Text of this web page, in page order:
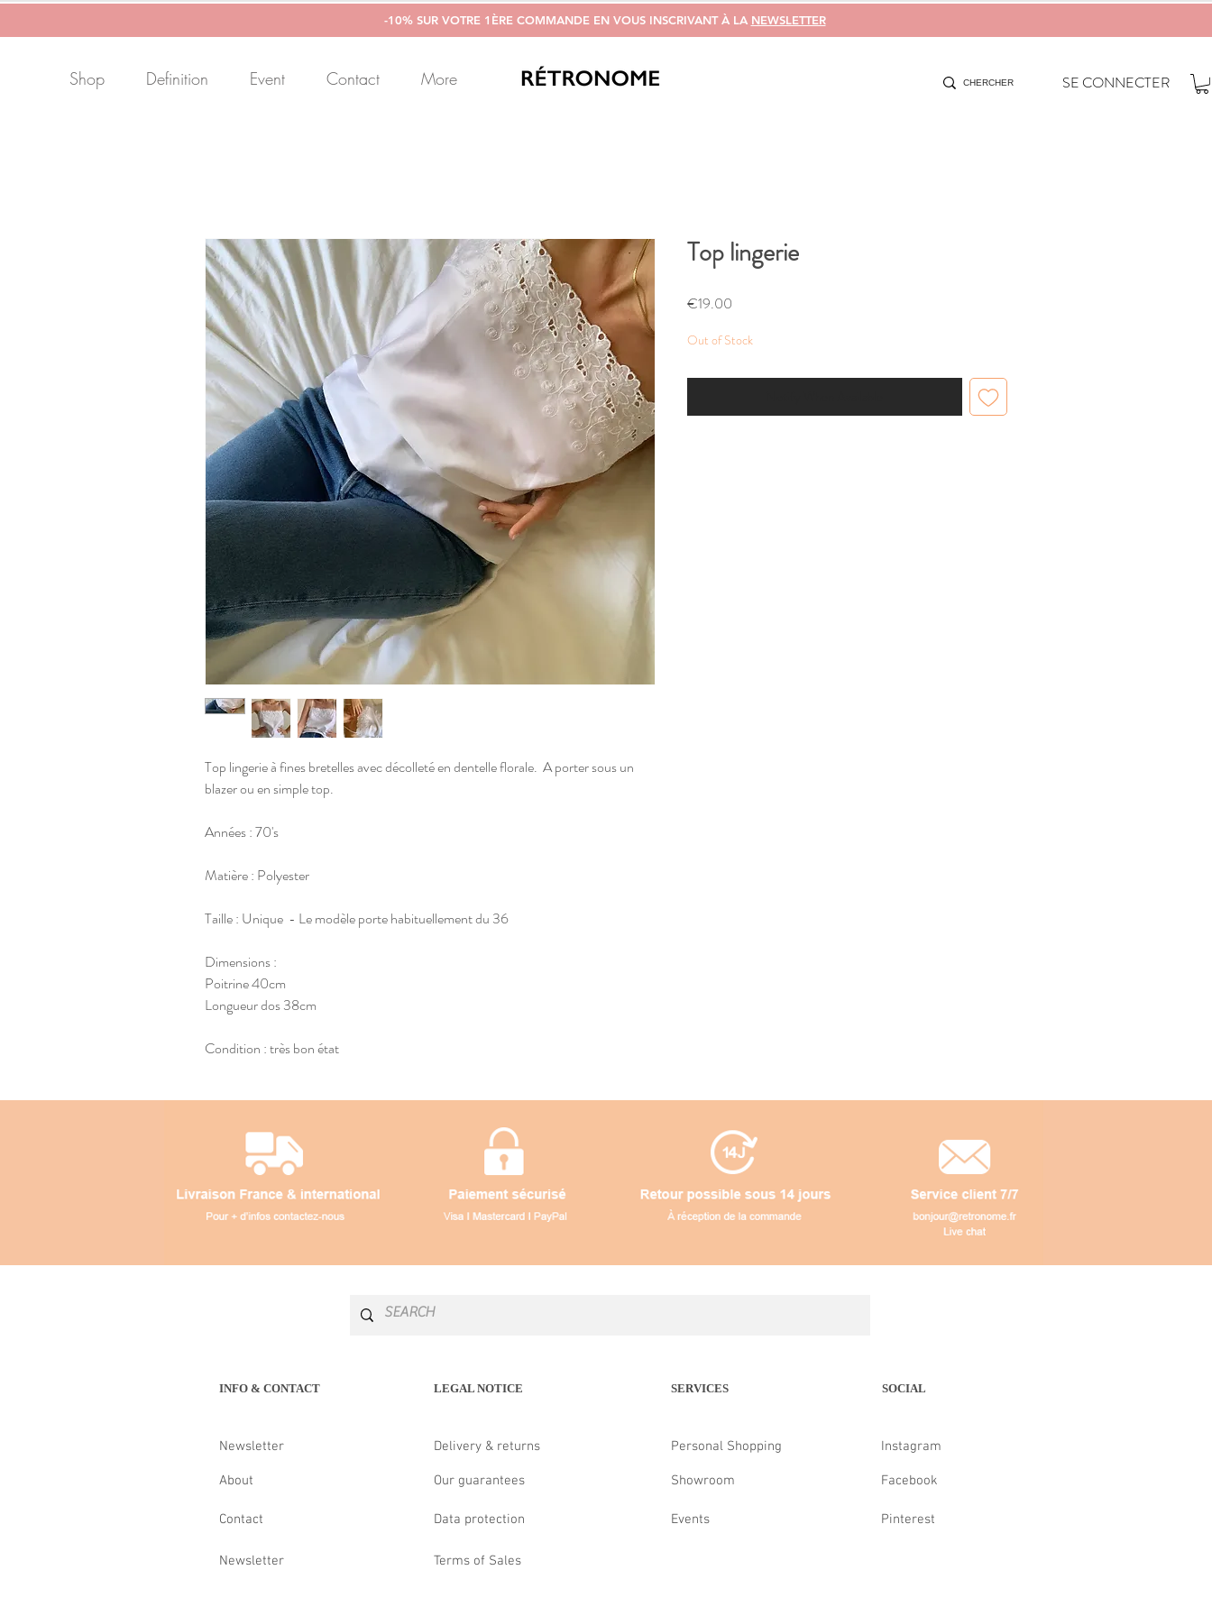
-10% SUR VOTRE 1ÈRE COMMANDE EN VOUS INSCRIVANT À LA NEWSLETTER
Shop Definition Event Contact More SE CONNECTER
Top lingerie à fines bretelles avec décolleté en dentelle florale. A porter sous un
blazer ou en simple top.
Années : 70's
Matière : Polyester
Taille : Unique - Le modèle porte habituellement du 36
Dimensions :
Poitrine 40cm
Longueur dos 38cm
Condition : très bon état
Top lingerie
€19.00
Out of Stock
INFO & CONTACT
Newsletter
About
Contact
Newsletter
LEGAL NOTICE
Delivery & returns
Our guarantees
Data protection
SERVICES
Personal Shopping
Showroom
Events
SOCIAL
Instagram
Facebook
Pinterest
Terms of Sales